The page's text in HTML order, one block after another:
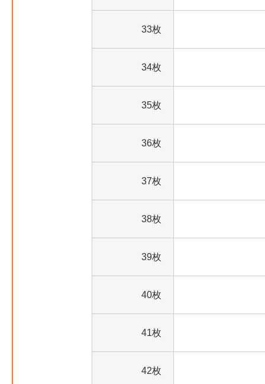
33枚
34枚
35枚
36枚
37枚
38枚
39枚
40枚
41枚
42枚